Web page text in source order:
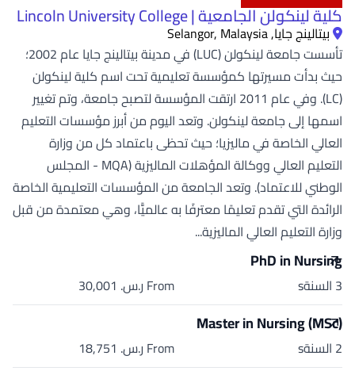
كلية لينكولن الجامعية | Lincoln University College
بيتالينج جايا, Selangor, Malaysia
تأسست جامعة لينكولن (LUC) في مدينة بيتالينج جايا عام 2002؛
حيث بدأت مسيرتها كمؤسسة تعليمية تحت اسم كلية لينكولن
(LC). وفي عام 2011 ارتقت المؤسسة لتصبح جامعة، وتم تغيير
اسمها إلى جامعة لينكولن. وتعد اليوم من أبرز مؤسسات التعليم
العالي الخاصة في ماليزيا؛ حيث تحظى باعتماد كل من وزارة
التعليم العالي ووكالة المؤهلات الماليزية (MQA - المجلس
الوطني للاعتماد). وتعد الجامعة من المؤسسات التعليمية الخاصة
الرائدة التي تقدم تعليمًا معترفًا به عالميًّا، وهي معتمدة من قبل
وزارة التعليم العالي الماليزية...
PhD in Nursing
3 السنةs From ر.س.‏ 30,001
Master in Nursing (MSc)
2 السنةs From ر.س.‏ 18,751